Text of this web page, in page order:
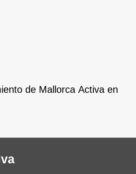
de Mallorca Activa en